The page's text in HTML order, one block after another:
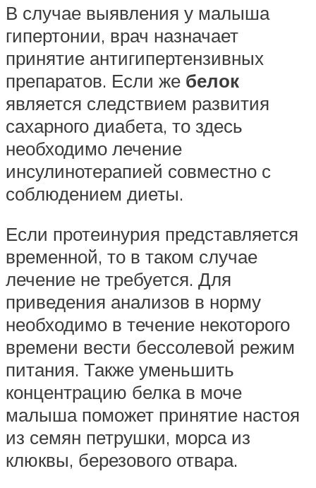
В случае выявления у малыша
гипертонии, врач назначает
принятие антигипертензивных
препаратов. Если же белок
является следствием развития
сахарного диабета, то здесь
необходимо лечение
инсулинотерапией совместно с
соблюдением диеты.
Если протеинурия представляется
временной, то в таком случае
лечение не требуется. Для
приведения анализов в норму
необходимо в течение некоторого
времени вести бессолевой режим
питания. Также уменьшить
концентрацию белка в моче
малыша поможет принятие настоя
из семян петрушки, морса из
клюквы, березового отвара.